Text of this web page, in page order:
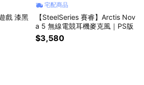
戲 漆黑
宅配商品
【SteelSeries 賽睿】Arctis Nov
a 5 無線電競耳機麥克風｜PS版
$3,580